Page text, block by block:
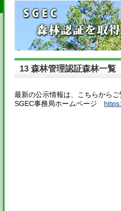
13 森林管理認証森林一覧
最新の公示情報は、こちらから
SGEC事務局ホームページ